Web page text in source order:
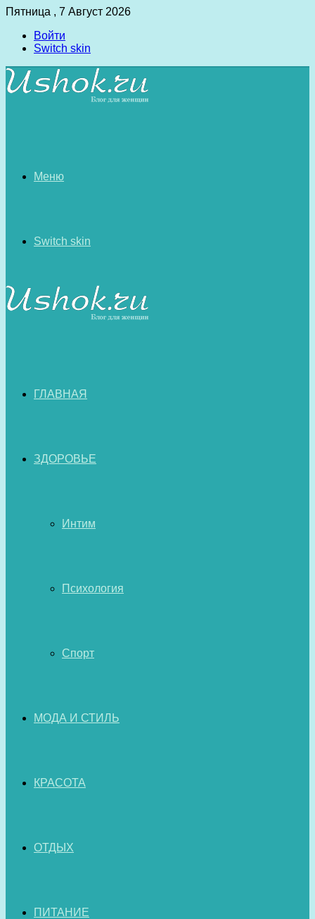
Пятница , 7 Август 2026
Войти
Switch skin
Меню
Switch skin
ГЛАВНАЯ
ЗДОРОВЬЕ
Интим
Психология
Спорт
МОДА И СТИЛЬ
КРАСОТА
ОТДЫХ
ПИТАНИЕ